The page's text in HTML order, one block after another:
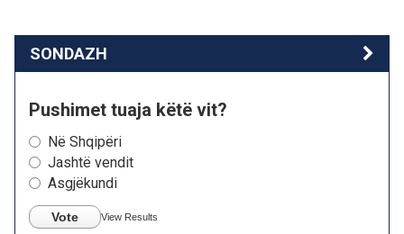
SONDAZH
Pushimet tuaja këtë vit?
Në Shqipëri
Jashtë vendit
Asgjëkundi
Vote View Results